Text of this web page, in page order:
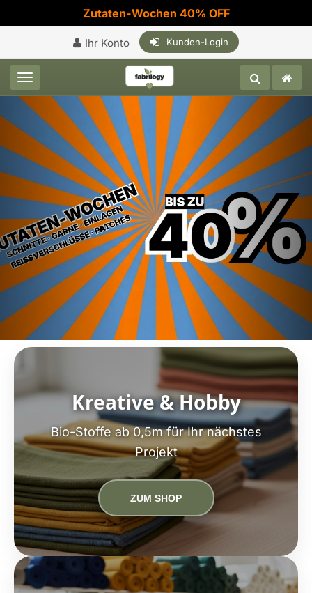
Zutaten-Wochen 40% OFF
Ihr Konto Kunden-Login
Toggle navigation
Kreative & Hobby
Bio-Stoffe ab 0,5m für Ihr nächstes
Projekt
ZUM SHOP